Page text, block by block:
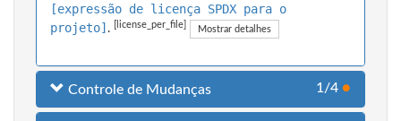
[expressão de licença SPDX para o
projeto] . [license_per_file] Mostrar detalhes
Controle de Mudanças 1/4 ●